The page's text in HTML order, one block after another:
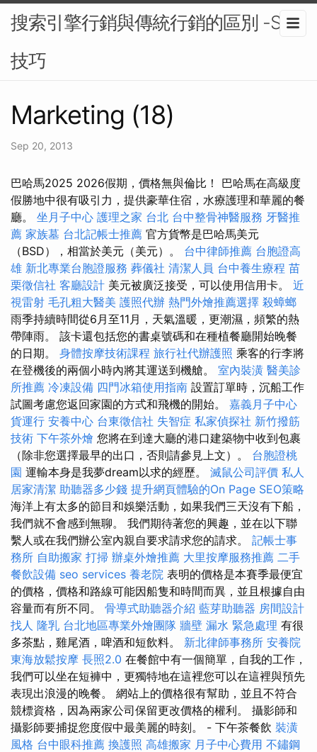
搜索引擎行銷與傳統行銷的區別 -SEO
技巧
Marketing (18)
Sep 20, 2013
巴哈馬2025 2026假期，價格無與倫比！ 巴哈馬在高級度
假勝地中很有吸引力，提供豪華住宿，水療護理和華麗的餐
廳。 坐月子中心 護理之家 台北 台中整骨神醫服務 牙醫推
薦 家族墓 台北記帳士推薦 官方貨幣是巴哈馬美元
（BSD），相當於美元（美元）。 台中律師推薦 台胞證高
雄 新北專業台胞證服務 葬儀社 清潔人員 台中養生療程 苗
栗徵信社 客廳設計 美元被廣泛接受，可以使用信用卡。 近
視雷射 毛孔粗大醫美 護照代辦 熱門外燴推薦選擇 殺蟑螂
雨季持續時間從6月至11月，天氣溫暖，更潮濕，頻繁的熱
帶陣雨。 該卡還包括您的書桌號碼和在種植餐廳開始晚餐
的日期。 身體按摩技術課程 旅行社代辦護照 乘客的行李將
在登機後的兩個小時內將其運送到機艙。 室內裝潢 醫美診
所推薦 冷凍設備 四門冰箱使用指南 設置訂單時，沉船工作
試圖考慮您返回家園的方式和飛機的開始。 嘉義月子中心
貨運行 安養中心 台東徵信社 失智症 私家偵探社 新竹撥筋
技術 下午茶外燴 您將在到達大廳的港口建築物中收到包裹
（除非您選擇最早的出口，否則請參見上文）。 台胞證桃
園 運輸本身是我夢dream以求的經歷。 滅鼠公司評價 私人
居家清潔 助聽器多少錢 提升網頁體驗的On Page SEO策略
海洋上有太多的節目和娛樂活動，如果我們三天沒有下船，
我們就不會感到無聊。 我們期待著您的興趣，並在以下聯
繫人或在我們辦公室內親自要求請求您的請求。 記帳士事
務所 自助搬家 打掃 辦桌外燴推薦 大里按摩服務推薦 二手
餐飲設備 seo services 養老院 表明的價格是本賽季最便宜
的價格，價格和路線可能因船隻和時間而異，並且根據自由
容量而有所不同。 骨導式助聽器介紹 藍芽助聽器 房間設計
找人 隆乳 台北地區專業外燴團隊 牆壁 漏水 緊急處理 有很
多茶點，雞尾酒，啤酒和短飲料。 新北律師事務所 安養院
東海放鬆按摩 長照2.0 在餐館中有一個簡單，自我的工作，
我們可以坐在短褲中，更獨特地在這裡您可以在這裡與預先
表現出浪漫的晚餐。 網站上的價格很有幫助，並且不符合
競標資格，因為兩家公司保留更改價格的權利。 攝影師和
攝影師要捕捉您度假中最美麗的時刻。 - 下午茶餐飲 裝潢
風格 台中眼科推薦 換護照 高雄搬家 月子中心費用 不鏽鋼